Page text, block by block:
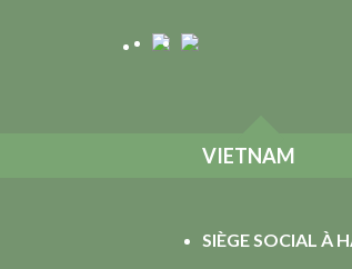
VIETNAM
SIÈGE SOCIAL À